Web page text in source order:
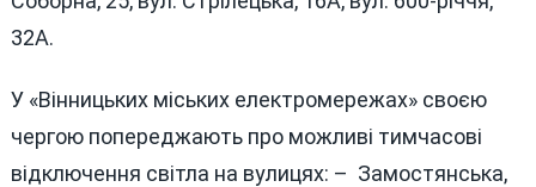
32А.
У «Вінницьких міських електромережах» своєю
чергою попереджають про можливі тимчасові
відключення світла на вулицях: – Замостянська,